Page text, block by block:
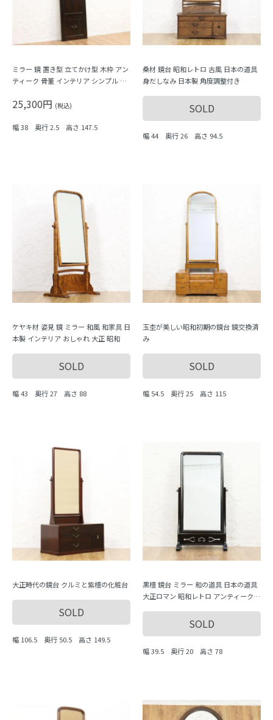
ミラー 鏡 置き型 立てかけ型 木枠 アン
ティーク 骨董 インテリア シンプル リ
25,300円 (税込)
幅 38 奥行 2.5 高さ 147.5
桑材 鏡台 昭和レトロ 古風 日本の道具
身だしなみ 日本製 角度調整付き
SOLD
幅 44 奥行 26 高さ 94.5
ケヤキ材 姿見 鏡 ミラー 和風 和家具 日
本製 インテリア おしゃれ 大正 昭和
SOLD
幅 43 奥行 27 高さ 88
玉杢が美しい昭和初期の鏡台 鏡交換済
み
SOLD
幅 54.5 奥行 25 高さ 115
大正時代の鏡台 クルミと紫檀の化粧台
SOLD
幅 106.5 奥行 50.5 高さ 149.5
黒檀 鏡台 ミラー 和の道具 日本の道具
大正ロマン 昭和レトロ アンティーク
SOLD
幅 39.5 奥行 20 高さ 78